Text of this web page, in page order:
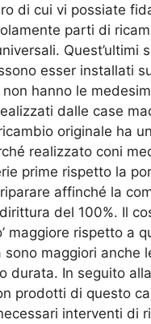
di cui vi possiate
parti di
Quest’ultimi
esser installati
hanno le
dalle case
originale ha
realizzato coni
prime rispetto la
affinché la
del 100%. Il
maggiore rispetto a
sono maggiori anche
durata. In seguito
prodotti di questo
interventi di